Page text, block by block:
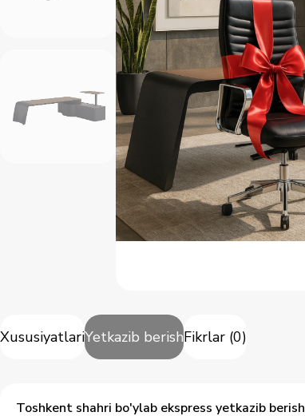
XususiyatlariYetkazib berishFikrlar (0)
Toshkent shahri bo'ylab ekspress yetkazib berish